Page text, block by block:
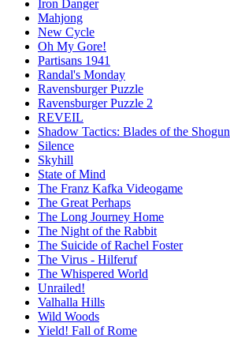
Iron Danger
Mahjong
New Cycle
Oh My Gore!
Partisans 1941
Randal's Monday
Ravensburger Puzzle
Ravensburger Puzzle 2
REVEIL
Shadow Tactics: Blades of the Shogun
Silence
Skyhill
State of Mind
The Franz Kafka Videogame
The Great Perhaps
The Long Journey Home
The Night of the Rabbit
The Suicide of Rachel Foster
The Virus - Hilferuf
The Whispered World
Unrailed!
Valhalla Hills
Wild Woods
Yield! Fall of Rome